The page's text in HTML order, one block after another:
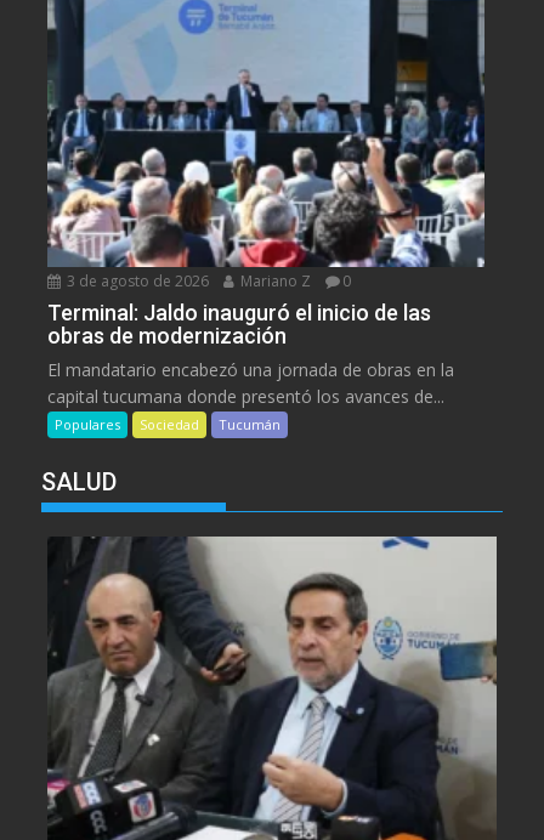
3 de agosto de 2026 Mariano Z 0
Terminal: Jaldo inauguró el inicio de las
obras de modernización
El mandatario encabezó una jornada de obras en la
capital tucumana donde presentó los avances de...
Populares Sociedad Tucumán
SALUD